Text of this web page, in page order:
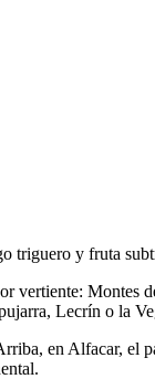
triguero y fruta
vertiente:
Lecrín o la
en Alfacar, el